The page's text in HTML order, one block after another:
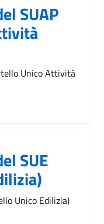
SUAP
Unico Attività
SUE
Unico Edilizia)